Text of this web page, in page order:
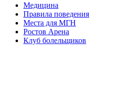
Медицина
Правила поведения
Места для МГН
Ростов Арена
Клуб болельщиков